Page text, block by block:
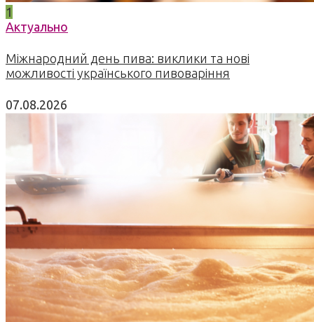
1
Актуально
Міжнародний день пива: виклики та нові
можливості українського пивоваріння
07.08.2026